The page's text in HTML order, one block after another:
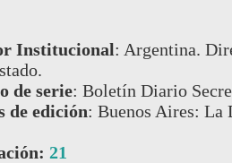
Institucional: Argentina.
de serie: Boletín Diario
de edición: Buenos Aires: La
21